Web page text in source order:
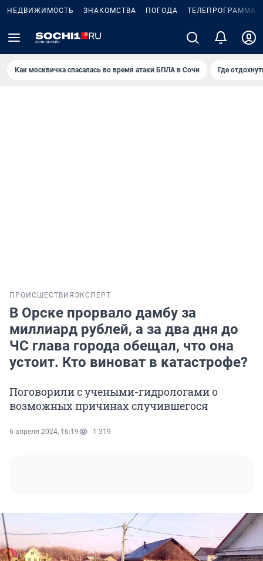
НЕДВИЖИМОСТЬ ЗНАКОМСТВА ПОГОДА ТЕЛЕПРОГРАММА
Как москвичка спасалась во время атаки БПЛА в Сочи Где
ПРОИСШЕСТВИЯ ЭКСПЕРТ
В Орске прорвало дамбу за
миллиард рублей, а за два дня до
ЧС глава города обещал, что она
устоит. Кто виноват в катастрофе?
Поговорили с учеными-гидрологами о
возможных причинах случившегося
6 апреля 2024, 16:19 1 319